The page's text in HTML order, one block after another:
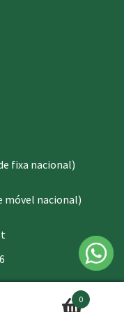
fixa nacional)
móvel nacional)
0